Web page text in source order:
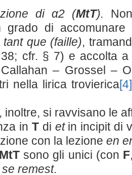
di α2 (MtT).
grado di
tant que (faille),
cfr. § 7) e accolta
– Grossel –
nella lirica trovierica[4]
inoltre, si ravvisano le
in Tdi et in incipit di
con la lezione en
MtTsono gli unici (con F
se remest.